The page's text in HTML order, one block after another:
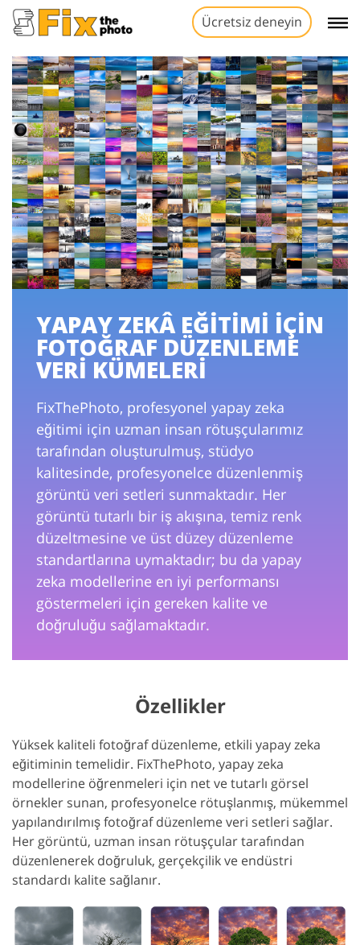
Ücretsiz deneyin
YAPAY ZEKÂ EĞİTİMİ İÇİN
FOTOĞRAF DÜZENLEME
VERİ KÜMELERİ
FixThePhoto, profesyonel yapay zeka
eğitimi için uzman insan rötuşçularımız
tarafından oluşturulmuş, stüdyo
kalitesinde, profesyonelce düzenlenmiş
görüntü veri setleri sunmaktadır. Her
görüntü tutarlı bir iş akışına, temiz renk
düzeltmesine ve üst düzey düzenleme
standartlarına uymaktadır; bu da yapay
zeka modellerine en iyi performansı
göstermeleri için gereken kalite ve
doğruluğu sağlamaktadır.
Özellikler
Yüksek kaliteli fotoğraf düzenleme, etkili yapay zeka
eğitiminin temelidir. FixThePhoto, yapay zeka
modellerine öğrenmeleri için net ve tutarlı görsel
örnekler sunan, profesyonelce rötuşlanmış, mükemmel
yapılandırılmış fotoğraf düzenleme veri setleri sağlar.
Her görüntü, uzman insan rötuşçular tarafından
düzenlenerek doğruluk, gerçekçilik ve endüstri
standardı kalite sağlanır.